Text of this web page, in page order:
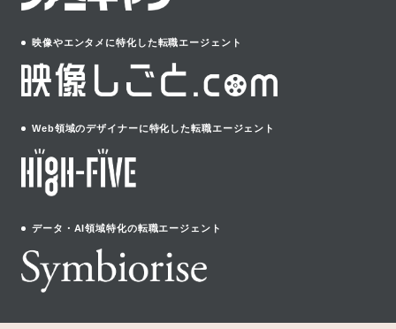
映像やエンタメに特化した転職エージェント
Web領域のデザイナーに特化した転職エージェント
データ・AI領域特化の転職エージェント